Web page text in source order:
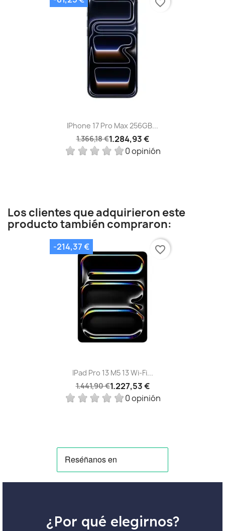
IPhone 17 Pro Max 256GB...
1.366,18 €1.284,93 €
0 opinión
Los clientes que adquirieron este
producto también compraron:
IPad Pro 13 M5 13 Wi‑Fi...
1.441,90 €1.227,53 €
0 opinión
-214,37 € favorite_border
¿Por qué elegirnos?